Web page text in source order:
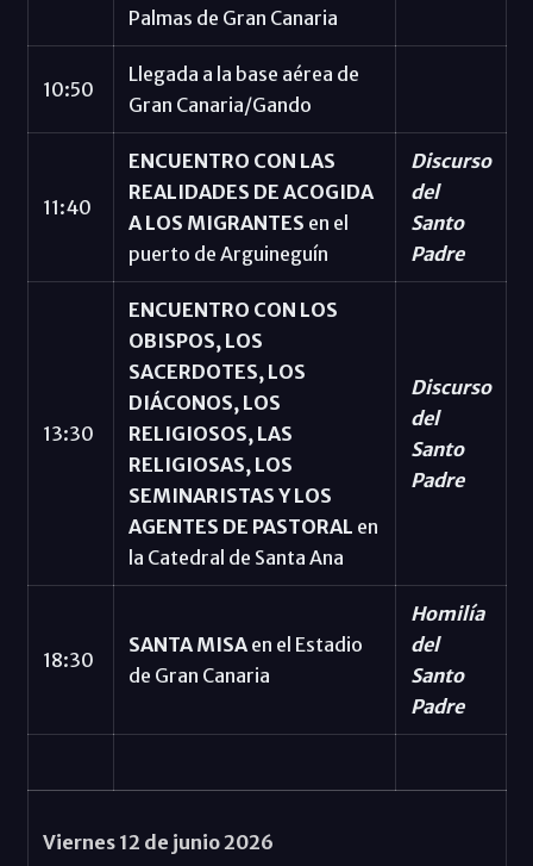
Palmas de Gran Canaria
10:50
Llegada a la base aérea de
Gran Canaria/Gando
11:40
ENCUENTRO CON LAS
REALIDADES DE ACOGIDA
A LOS MIGRANTES en el
puerto de Arguineguín
Discurso
del
Santo
Padre
13:30
ENCUENTRO CON LOS
OBISPOS, LOS
SACERDOTES, LOS
DIÁCONOS, LOS
RELIGIOSOS, LAS
RELIGIOSAS, LOS
SEMINARISTAS Y LOS
AGENTES DE PASTORAL en
la Catedral de Santa Ana
Discurso
del
Santo
Padre
18:30
SANTA MISAen el Estadio
de Gran Canaria
Homilía
del
Santo
Padre
Viernes 12 de junio 2026